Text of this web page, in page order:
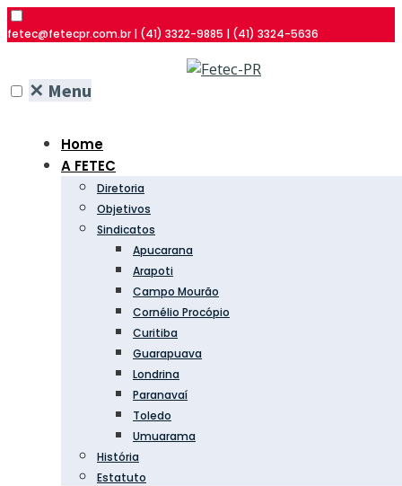
fetec@fetecpr.com.br | (41) 3322-9885 | (41) 3324-5636
✕ Menu
Home
A FETEC
Diretoria
Objetivos
Sindicatos
Apucarana
Arapoti
Campo Mourão
Cornélio Procópio
Curitiba
Guarapuava
Londrina
Paranavaí
Toledo
Umuarama
História
Estatuto